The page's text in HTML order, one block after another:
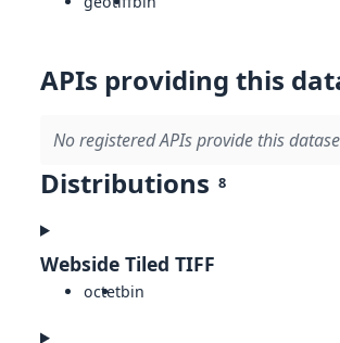
APIs providing this
No registered APIs provide this
Distributions 8
Webside Tiled TIFF
octetbin